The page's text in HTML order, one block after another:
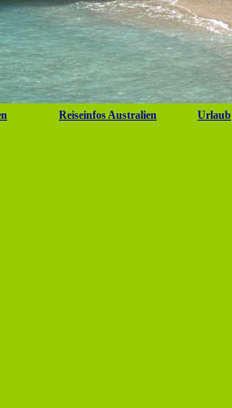
Reiseinfos Australien Urlaub